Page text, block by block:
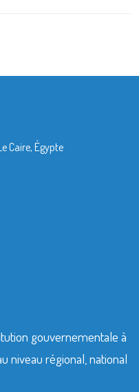
Caire, Égypte
gouvernementale à
niveau régional, national